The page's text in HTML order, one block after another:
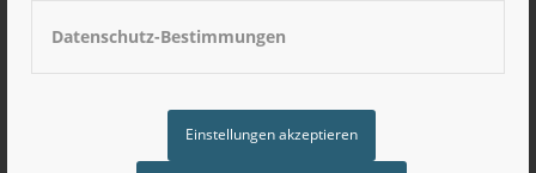
Datenschutz-Bestimmungen
Einstellungen akzeptieren
weitergehende Haftung wird ausgeschlossen. Dies
Verzugschäden. Insoweit haftet der Anbieter für